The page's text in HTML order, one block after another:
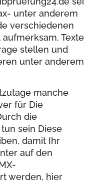
unter anderem
verschiedenen
Texte
stellen und
unter anderem
manche
für Die
die
sein Diese
damit Ihr
auf den
werden, hier